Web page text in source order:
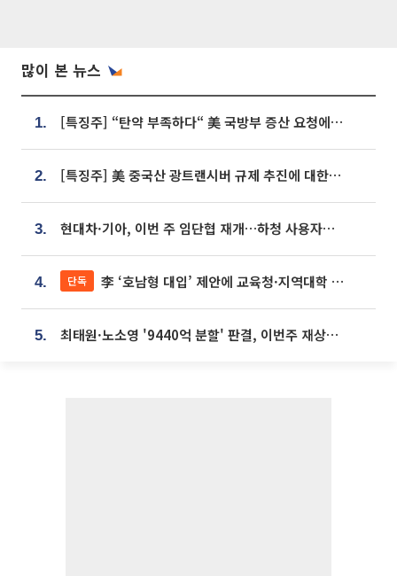
많이 본 뉴스
1. [특징주] “탄약 부족하다“ 美 국방부 증산 요청에⋯국내 방산주 급등세
2. [특징주] 美 중국산 광트랜시버 규제 추진에 대한광통신 등 광통신株 강세
3. 현대차·기아, 이번 주 임단협 재개…하청 사용자성 재심도 ‘변수’
4. 단독 李 ‘호남형 대입’ 제안에 교육청·지역대학 서·논술형 입시 연계 '착수'
5. 최태원·노소영 '9440억 분할' 판결, 이번주 재상고 여부 주목